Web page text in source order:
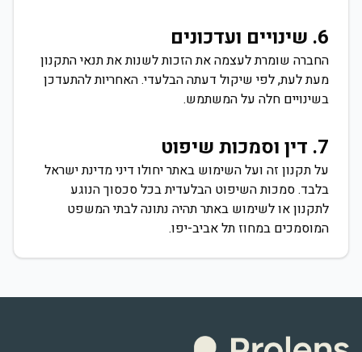
6. שינויים ועדכונים
החברה שומרת לעצמה את הזכות לשנות את תנאי התקנון
מעת לעת, לפי שיקול דעתה הבלעדי. האחריות להתעדכן
בשינויים חלה על המשתמש.
7. דין וסמכות שיפוט
על תקנון זה ועל השימוש באתר יחולו דיני מדינת ישראל
בלבד. סמכות השיפוט הבלעדית בכל סכסוך הנוגע
לתקנון או לשימוש באתר תהיה נתונה לבתי המשפט
המוסמכים במחוז תל אביב-יפו.